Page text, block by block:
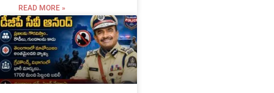
READ MORE »